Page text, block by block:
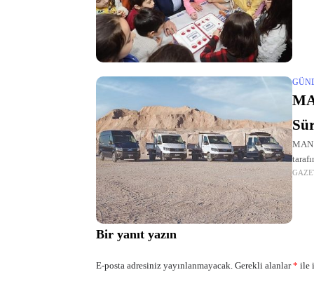
MAN
HTA
Bir yanıt yazın
E-posta adresiniz yayınlanmayacak. Gerekli alanlar* ile